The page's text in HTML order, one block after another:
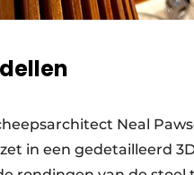
Neal
in een gedetailleerd